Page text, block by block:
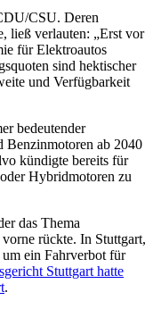
CSU. Deren
ließ verlauten: „Erst vor
für Elektroautos
sind hektischer
und Verfügbarkeit
bedeutender
ab 2040
kündigte bereits für
Hybridmotoren zu
das Thema
rückte. In Stuttgart,
ein Fahrverbot für
Stuttgart hatte
.